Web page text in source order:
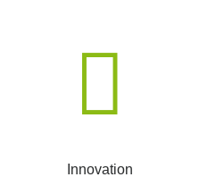
Innovation